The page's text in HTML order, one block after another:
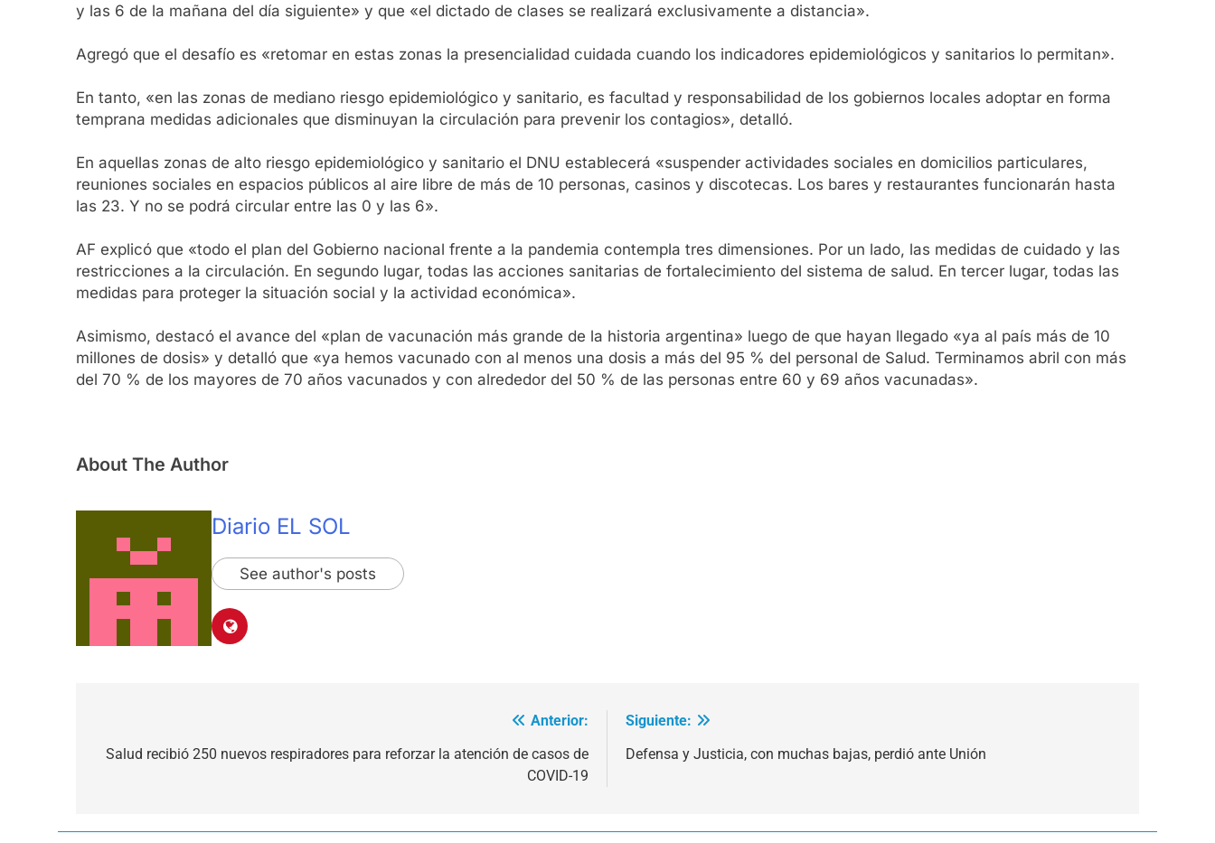
y las 6 de la mañana del día siguiente» y que «el dictado de clases se realizará exclusivamente a distancia».
Agregó que el desafío es «retomar en estas zonas la presencialidad cuidada cuando los indicadores epidemiológicos y sanitarios lo permitan».
En tanto, «en las zonas de mediano riesgo epidemiológico y sanitario, es facultad y responsabilidad de los gobiernos locales adoptar en forma
temprana medidas adicionales que disminuyan la circulación para prevenir los contagios», detalló.
En aquellas zonas de alto riesgo epidemiológico y sanitario el DNU establecerá «suspender actividades sociales en domicilios particulares,
reuniones sociales en espacios públicos al aire libre de más de 10 personas, casinos y discotecas. Los bares y restaurantes funcionarán hasta
las 23. Y no se podrá circular entre las 0 y las 6».
AF explicó que «todo el plan del Gobierno nacional frente a la pandemia contempla tres dimensiones. Por un lado, las medidas de cuidado y las
restricciones a la circulación. En segundo lugar, todas las acciones sanitarias de fortalecimiento del sistema de salud. En tercer lugar, todas las
medidas para proteger la situación social y la actividad económica».
Asimismo, destacó el avance del «plan de vacunación más grande de la historia argentina» luego de que hayan llegado «ya al país más de 10
millones de dosis» y detalló que «ya hemos vacunado con al menos una dosis a más del 95 % del personal de Salud. Terminamos abril con más
del 70 % de los mayores de 70 años vacunados y con alrededor del 50 % de las personas entre 60 y 69 años vacunadas».
About The Author
Diario EL SOL
See author's posts
de
Anterior:
Salud recibió 250 nuevos respiradores para reforzar la atención de casos de
COVID-19
Siguiente:
Defensa y Justicia, con muchas bajas, perdió ante Unión